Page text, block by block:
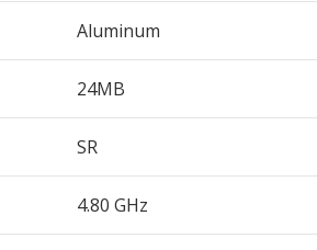
Aluminum
24MB
SR
4.80 GHz